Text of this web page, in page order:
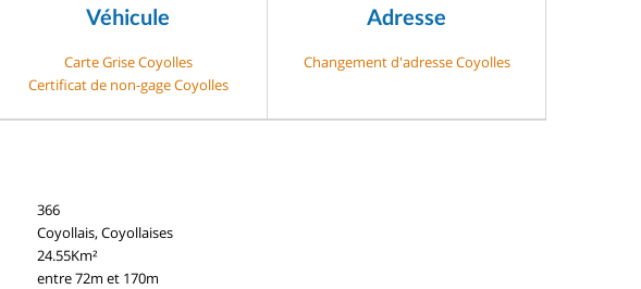
Véhicule
Carte Grise Coyolles
Certificat de non-gage Coyolles
Adresse
Changement d'adresse Coyolles
366
Coyollais, Coyollaises
24.55Km²
entre 72m et 170m